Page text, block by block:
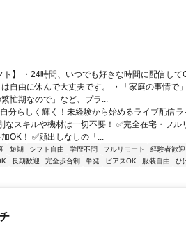
】 ・24時間、いつでも好きな時間に配信して
は自由に休んで大丈夫です。 ・「家庭の事情で
忙期なので」など、プラ...
分らしく輝く！未経験から始めるライブ配信
なスキルや機材は一切不要！ ✅完全在宅・フル
OK！ ✅顔出しなしの「...
短期 シフト自由 学歴不問 フルリモート
経験者歓迎
長期歓迎 完全歩合制 単発 ピアスOK 服装自由
ひ